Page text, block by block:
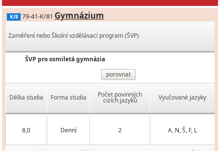
K/8 79-41-K/81 Gymnázium
Zaměření nebo Školní vzdělávací program (ŠVP)
ŠVP pro osmiletá gymnázia
porovnat
Délka studia Forma studia Počet povinných
cizích jazyků Vyučované jazyky
8,0 Denní 2 A, N, Š, F, L